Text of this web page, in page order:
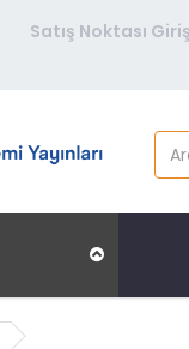
Satış Noktası Giriş